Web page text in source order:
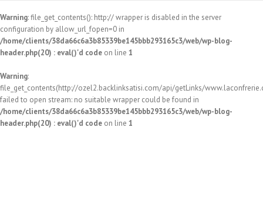
Warning: file_get_contents(): http:// wrapper is disabled in the server
configuration by allow_url_fopen=0 in
/home/clients/38da66c6a3b85339be145bbb293165c3/web/wp-blog-
header.php(20) : eval()'d code on line 1
Warning:
file_get_contents(http://ozel2.backlinksatisi.com/api/getLinks/
failed to open stream: no suitable wrapper could be found in
/home/clients/38da66c6a3b85339be145bbb293165c3/web/wp-blog-
header.php(20) : eval()'d code on line 1